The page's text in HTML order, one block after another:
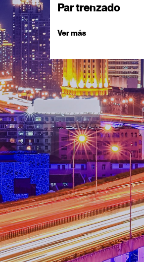
Par trenzado
Ver más